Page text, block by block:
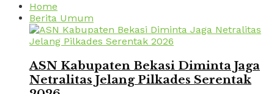
Home
Berita Umum
ASN Kabupaten Bekasi Diminta Jaga
Netralitas Jelang Pilkades Serentak